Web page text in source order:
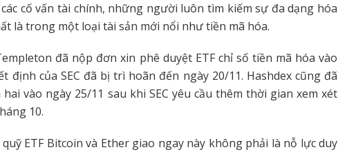
cố vấn tài chính, những người luôn tìm kiếm sự đa dạng hóa
là trong một loại tài sản mới nổi như tiền mã hóa.
đã nộp đơn xin phê duyệt ETF chỉ số tiền mã hóa vào
định của SEC đã bị trì hoãn đến ngày 20/11. Hashdex cũng đã
vào ngày 25/11 sau khi SEC yêu cầu thêm thời gian xem xét
10.
ETF Bitcoin và Ether giao ngay này không phải là nỗ lực duy